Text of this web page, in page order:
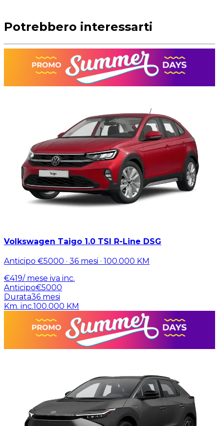
Potrebbero interessarti
Volkswagen Taigo 1.0 TSI R-Line DSG
Anticipo €5000 · 36 mesi · 100.000 KM
€419/ mese iva inc.
Anticipo€5000
Durata36 mesi
Km. inc.100.000 KM